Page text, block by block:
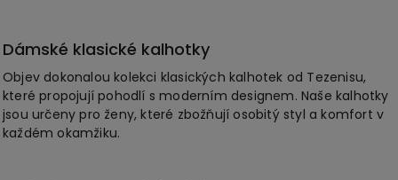
Dámské klasické kalhotky
Objev dokonalou kolekci klasických kalhotek od Tezenisu,
které propojují pohodlí s moderním designem. Naše kalhotky
jsou určeny pro ženy, které zbožňují osobitý styl a komfort v
každém okamžiku.